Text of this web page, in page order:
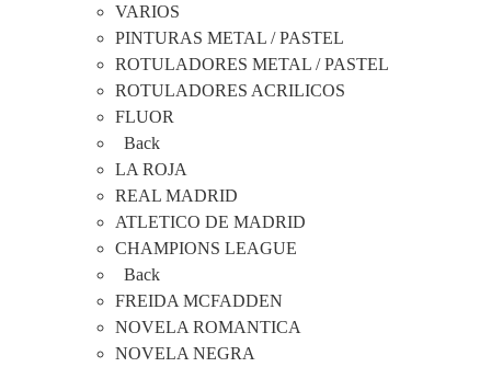
VARIOS
PINTURAS METAL / PASTEL
ROTULADORES METAL / PASTEL
ROTULADORES ACRILICOS
FLUOR
Back
LA ROJA
REAL MADRID
ATLETICO DE MADRID
CHAMPIONS LEAGUE
Back
FREIDA MCFADDEN
NOVELA ROMANTICA
NOVELA NEGRA